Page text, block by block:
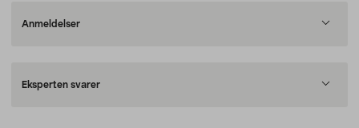
Anmeldelser
Eksperten svarer